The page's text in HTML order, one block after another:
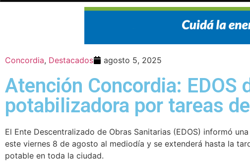
Concordia, Destacados agosto 5, 2025
Atención Concordia:
potabilizadora por tareas
El Ente Descentralizado de Obras Sanitarias (EDOS) informó
este viernes 8 de agosto al mediodía y se extenderá hasta la
potable en toda la ciudad.